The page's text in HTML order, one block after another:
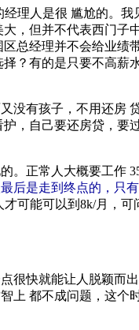
理人是很 尴尬的。我
，但并不代表西门子
总经理并不会给业绩
？有的是只要不高薪
没有孩子，不用还房
，自己要还房贷，要
。正常人大概要工作
后是走到终点的，只
可能可以到8k/月，
很快就能让人脱颖而
上 都不成问题，这个